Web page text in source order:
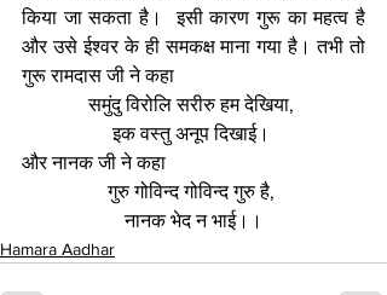
किया जा सकता है।  इसी कारण गुरू का महत्व है
और उसे ईश्वर के ही समकक्ष माना गया है। तभी तो
गुरू रामदास जी ने कहा
समुंदु विरोलि सरीरु हम देखिया,
इक वस्तु अनूप दिखाई।
और नानक जी ने कहा
गुरु गोविन्द गोविन्द गुरु है,
नानक भेद न भाई।।
Hamara Aadhar